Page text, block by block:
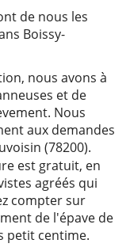
de nous les
Boissy-
nous avons à
et de
Nous
aux demandes
(78200).
est gratuit, en
agréés qui
compter sur
de l'épave de
petit centime.